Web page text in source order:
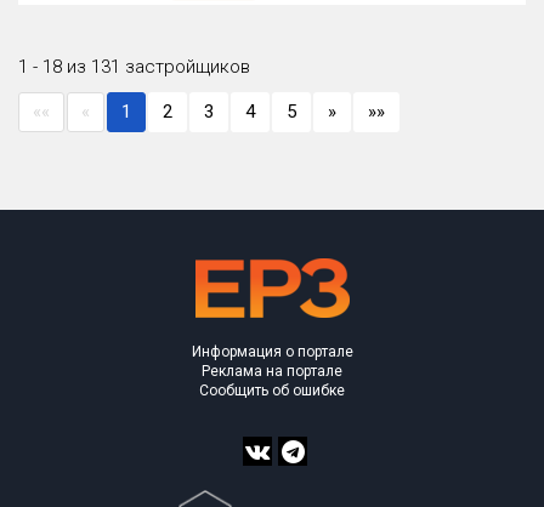
1 - 18 из 131 застройщиков
«« « 1 2 3 4 5 » »»
Информация о портале
Реклама на портале
Сообщить об ошибке